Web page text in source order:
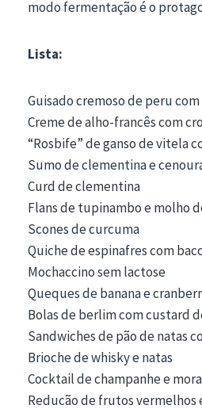
modo fermentação é o
Lista:
Guisado cremoso de peru
Creme de alho-francês com
“Rosbife” de ganso de vitela
Sumo de clementina e
Curd de clementina
Flans de tupinambo e molho
Scones de curcuma
Quiche de espinafres com
Mochaccino sem lactose
Queques de banana e
Bolas de berlim com custard
Sandwiches de pão de natas
Brioche de whisky e natas
Cocktail de champanhe e
Reducão de frutos